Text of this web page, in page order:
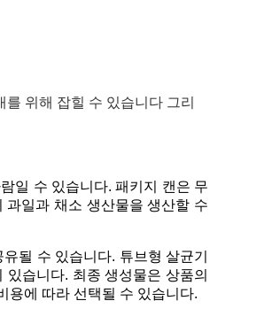
위해 잡힐 수 있습니다 그리
일 수 있습니다. 패키지 캔은 무
일과 채소 생산물을 생산할 수
될 수 있습니다. 튜브형 살균기
습니다. 최종 생성물은 상품의
용에 따라 선택될 수 있습니다.